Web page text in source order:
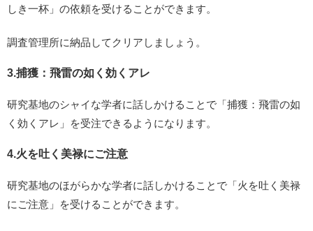
しき一杯」の依頼を受けることができます。
調査管理所に納品してクリアしましょう。
3.捕獲：飛雷の如く効くアレ
研究基地のシャイな学者に話しかけることで「捕獲：飛雷の如
く効くアレ」を受注できるようになります。
4.火を吐く美禄にご注意
研究基地のほがらかな学者に話しかけることで「火を吐く美禄
にご注意」を受けることができます。